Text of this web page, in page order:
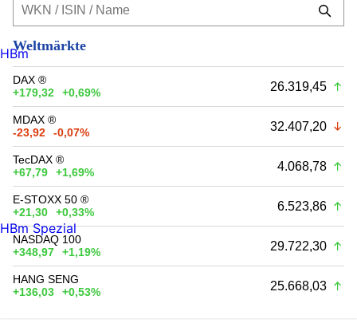
Weltmärkte
DAX ®
+179,32
+0,69% 26.319,45
MDAX ®
-23,92
-0,07% 32.407,20
TecDAX ®
+67,79
+1,69% 4.068,78
E-STOXX 50 ®
+21,30
+0,33% 6.523,86
NASDAQ 100
+348,97
+1,19% 29.722,30
HANG SENG
+136,03
+0,53% 25.668,03
HBm
HBm Spezial